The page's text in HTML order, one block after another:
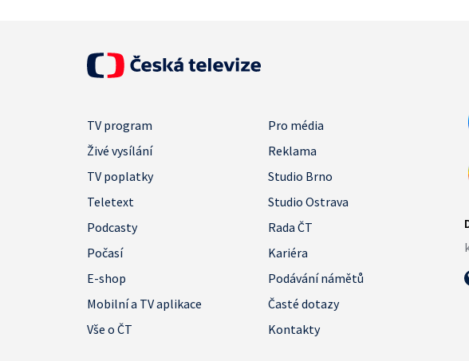
TV program
Pro média
Živé vysílání
Reklama
TV poplatky
Studio Brno
Teletext
Studio Ostrava
Podcasty
Rada ČT
Počasí
Kariéra
E-shop
Podávání námětů
Mobilní a TV aplikace
Časté dotazy
Vše o ČT
Kontakty